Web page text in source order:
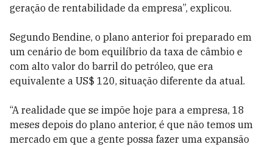
geração de rentabilidade da empresa”, explicou.
Segundo Bendine, o plano anterior foi preparado em
um cenário de bom equilíbrio da taxa de câmbio e
com alto valor do barril do petróleo, que era
equivalente a US$ 120, situação diferente da atual.
“A realidade que se impõe hoje para a empresa, 18
meses depois do plano anterior, é que não temos um
mercado em que a gente possa fazer uma expansão